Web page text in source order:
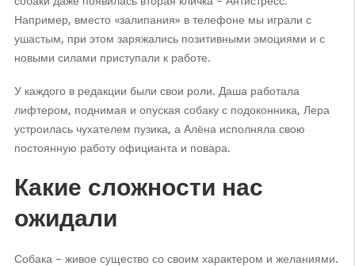
Например, вместо «залипания» в телефоне мы играли с
ушастым, при этом заряжались позитивными эмоциями и с
новыми силами приступали к работе.
У каждого в редакции были свои роли. Даша работала
лифтером, поднимая и опуская собаку с подоконника, Лера
устроилась чухателем пузика, а Алёна исполняла свою
постоянную работу официанта и повара.
Какие сложности нас
ожидали
Собака – живое существо со своим характером и желаниями.